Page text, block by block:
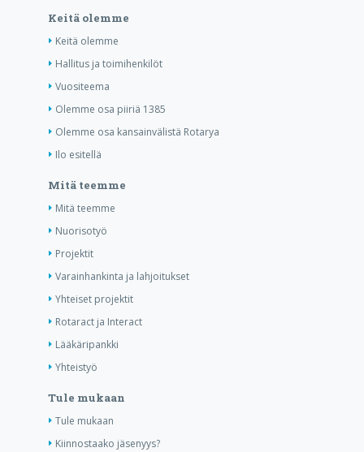
Keitä olemme
Keitä olemme
Hallitus ja toimihenkilöt
Vuositeema
Olemme osa piiriä 1385
Olemme osa kansainvälistä Rotarya
Ilo esitellä
Mitä teemme
Mitä teemme
Nuorisotyö
Projektit
Varainhankinta ja lahjoitukset
Yhteiset projektit
Rotaract ja Interact
Lääkäripankki
Yhteistyö
Tule mukaan
Tule mukaan
Kiinnostaako jäsenyys?